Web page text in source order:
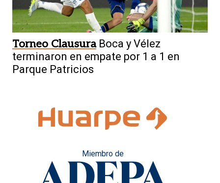
Torneo Clausura Boca y Vélez
terminaron en empate por 1 a 1 en
Parque Patricios
Miembro de